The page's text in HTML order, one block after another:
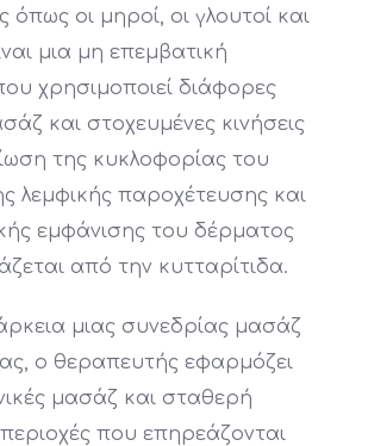
όπως οι μηροί, οι γλουτοί και
μια μη επεμβατική
χρησιμοποιεί διάφορες
και στοχευμένες κινήσεις
της κυκλοφορίας του
λεμφικής παροχέτευσης και
εμφάνισης του δέρματος
από την κυτταρίτιδα.
μιας συνεδρίας μασάζ
ο θεραπευτής εφαρμόζει
μασάζ και σταθερή
που επηρεάζονται